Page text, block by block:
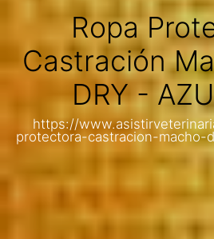
Ropa
Castración
DRY -
https://
protectora-castracion-